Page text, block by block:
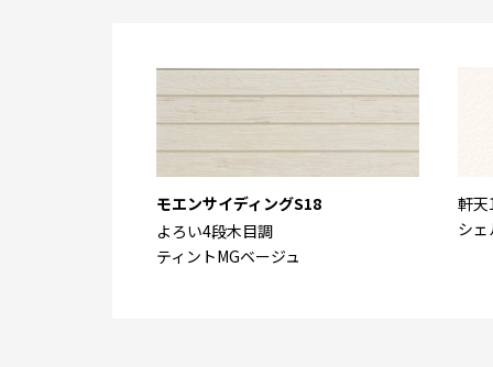
モエンサイディングS18
よろい4段木目調
ティントMGベージュ
軒天
シ